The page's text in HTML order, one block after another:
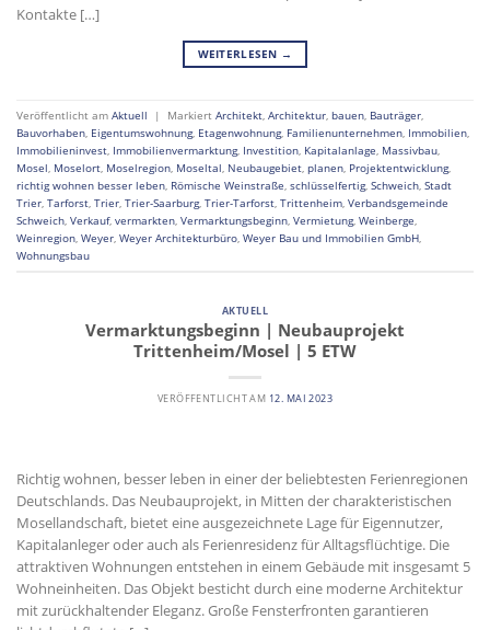
Kontakte […]
WEITERLESEN →
Veröffentlicht am Aktuell | Markiert Architekt, Architektur, bauen, Bauträger,
Bauvorhaben, Eigentumswohnung, Etagenwohnung, Familienunternehmen, Immobilien,
Immobilieninvest, Immobilienvermarktung, Investition, Kapitalanlage, Massivbau,
Mosel, Moselort, Moselregion, Moseltal, Neubaugebiet, planen, Projektentwicklung,
richtig wohnen besser leben, Römische Weinstraße, schlüsselfertig, Schweich, Stadt
Trier, Tarforst, Trier, Trier-Saarburg, Trier-Tarforst, Trittenheim, Verbandsgemeinde
Schweich, Verkauf, vermarkten, Vermarktungsbeginn, Vermietung, Weinberge,
Weinregion, Weyer, Weyer Architekturbüro, Weyer Bau und Immobilien GmbH,
Wohnungsbau
AKTUELL
Vermarktungsbeginn | Neubauprojekt
Trittenheim/Mosel | 5 ETW
VERÖFFENTLICHT AM 12. MAI 2023
Richtig wohnen, besser leben in einer der beliebtesten Ferienregionen
Deutschlands. Das Neubauprojekt, in Mitten der charakteristischen
Mosellandschaft, bietet eine ausgezeichnete Lage für Eigennutzer,
Kapitalanleger oder auch als Ferienresidenz für Alltagsflüchtige. Die
attraktiven Wohnungen entstehen in einem Gebäude mit insgesamt 5
Wohneinheiten. Das Objekt besticht durch eine moderne Architektur
mit zurückhaltender Eleganz. Große Fensterfronten garantieren